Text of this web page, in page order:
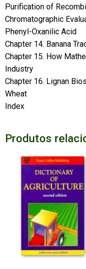
Purification of
Chromatographic
Phenyl-Oxanilic Acid
Chapter 14. Banana
Chapter 15. How
Industry
Chapter 16. Lignan
Wheat
Index
Produtos